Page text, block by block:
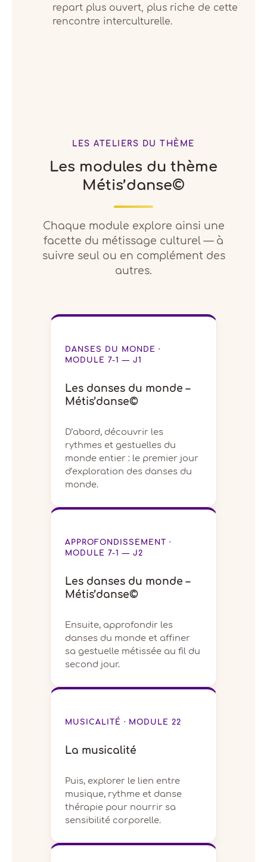
repart plus ouvert, plus riche de cette
rencontre interculturelle.
LES ATELIERS DU THÈME
Les modules du thème
Métis’danse©
Chaque module explore ainsi une
facette du métissage culturel — à
suivre seul ou en complément des
autres.
DANSES DU MONDE ·
MODULE 7-1 — J1
Les danses du monde –
Métis’danse©
D’abord, découvrir les
rythmes et gestuelles du
monde entier : le premier jour
d’exploration des danses du
monde.
APPROFONDISSEMENT ·
MODULE 7-1 — J2
Les danses du monde –
Métis’danse©
Ensuite, approfondir les
danses du monde et affiner
sa gestuelle métissée au fil du
second jour.
MUSICALITÉ · MODULE 22
La musicalité
Puis, explorer le lien entre
musique, rythme et danse
thérapie pour nourrir sa
sensibilité corporelle.